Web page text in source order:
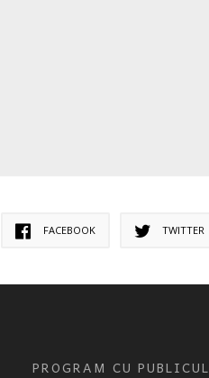
FACEBOOK TWITTER
PROGRAM CU PUBLICUL